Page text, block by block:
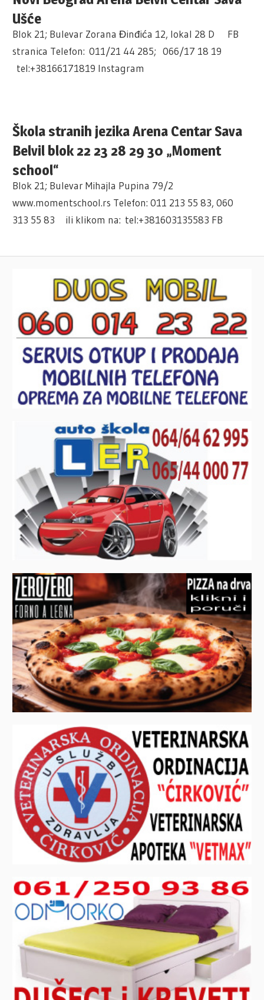
Ušće
Blok 21; Bulevar Zorana Đinđića 12, lokal 28 D FB
stranica Telefon: 011/21 44 285; 066/17 18 19
tel:+38166171819 Instagram
Škola stranih jezika Arena Centar Sava
Belvil blok 22 23 28 29 30 „Moment
school“
Blok 21; Bulevar Mihajla Pupina 79/2
www.momentschool.rs Telefon: 011 213 55 83, 060
313 55 83 ili klikom na: tel:+381603135583 FB